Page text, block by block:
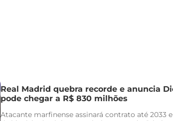
Real Madrid quebra recorde e anuncia
pode chegar a R$ 830 milhões
Atacante marfinense assinará contrato até 2033